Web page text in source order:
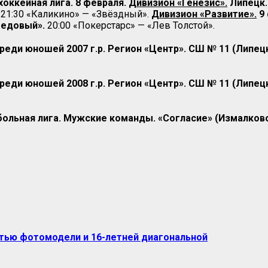
лига. 8 февраля. Дивизион «Генезис».
«Каликино» — «Звёздный». Дивизион «Развитие». 9
20:00 «Покерстарс» — «Лев Толстой».
юношей 2007 г.р. Регион «Центр». СШ № 11
юношей 2008 г.р. Регион «Центр». СШ № 11
лига. Мужские команды. «Согласие»
фотомодели и 16-летней диагональной